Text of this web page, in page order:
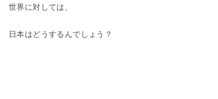
世界に対しては、
日本はどうするんでしょう？